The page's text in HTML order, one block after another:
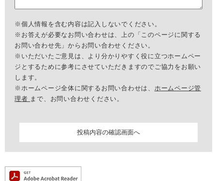
※個人情報を含む内容は記入しないでください。
※お答えが必要なお問い合わせは、上の「このページに関する
お問い合わせ先」からお問い合わせください。
※いただいたご意見は、より分かりやすく役に立つホームペー
ジとするために参考にさせていただきますのでご協力をお願い
します。
※ホームページ全体に関するお問い合わせは、 ホームページ管
理者 まで、お問い合わせください。